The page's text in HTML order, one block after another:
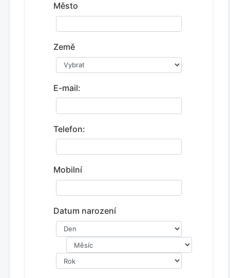
Město
Země
E-mail:
Telefon:
Mobilní
Datum narození